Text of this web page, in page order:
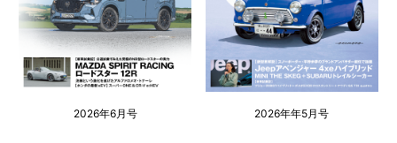
2026年6月号 2026年年5月号